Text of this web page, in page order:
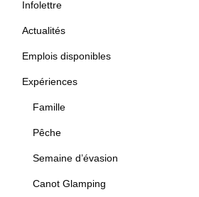
Infolettre
Actualités
Emplois disponibles
Expériences
Famille
Pêche
Semaine d’évasion
Canot Glamping